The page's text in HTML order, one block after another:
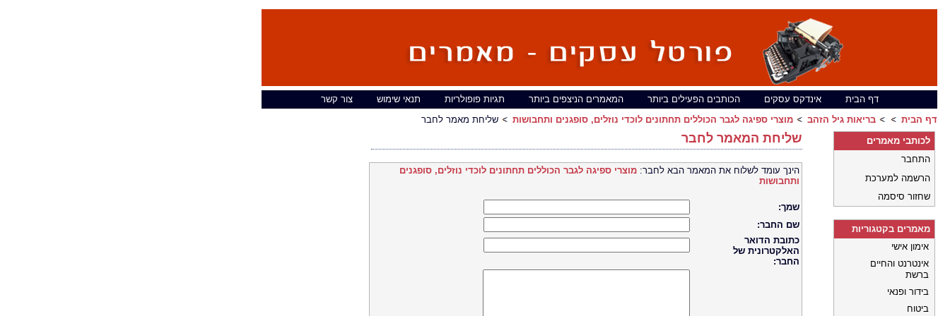
דף הבית אינדקס עסקים הכותבים הפעילים ביותר המאמרים הניצפים ביותר תגיות פופולריות תנאי שימוש
צור קשר
דף הבית
בריאות גיל הזהב מוצרי ספיגה לגבר הכוללים תחתונים לוכדי נוזלים, סופגנים ותחבושות שליחת מאמר לחבר
שליחת המאמר לחבר
הינך עומד לשלוח את המאמר הבא לחבר: מוצרי ספיגה לגבר הכוללים תחתונים לוכדי נוזלים, סופגנים
ותחבושות
שמך:
שם החבר:
כתובת הדואר
האלקטרונית של
החבר:
לכותבי מאמרים
התחבר
הרשמה למערכת
שחזור סיסמה
מאמרים בקטגוריות
אימון אישי
אינטרנט והחיים
ברשת
בידור ופנאי
ביטוח